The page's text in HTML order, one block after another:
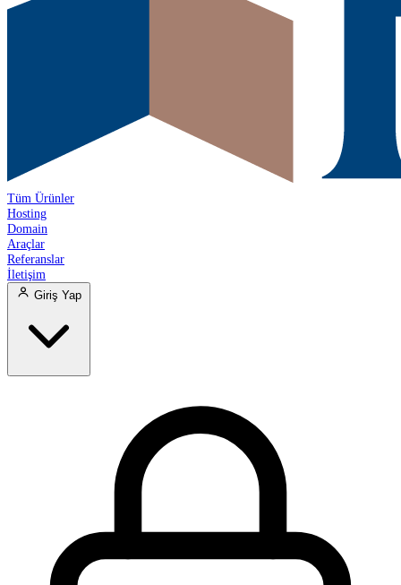
Tüm Ürünler
Hosting
Domain
Araçlar
Referanslar
İletişim
Giriş Yap